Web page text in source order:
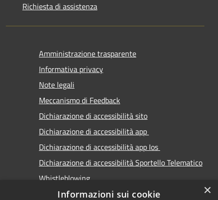
Richiesta di assistenza
Amministrazione trasparente
Informativa privacy
Note legali
Meccanismo di Feedback
Dichiarazione di accessibilità sito
Dichiarazione di accessibilità app
Dichiarazione di accessibilità app Ios
Dichiarazione di accessibilità Sportello Telematico
Whistleblowing
×
Informazioni sui cookie